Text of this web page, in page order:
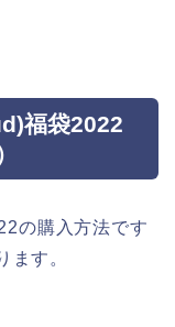
福袋2022
の購入方法です
ます。